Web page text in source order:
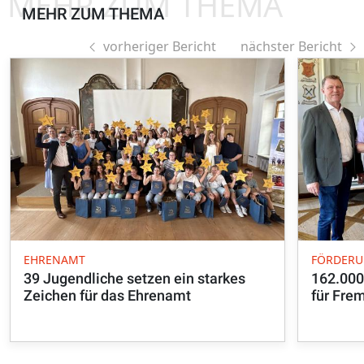
MEHR ZUM THEMA
vorheriger Bericht nächster Bericht
EHRENAMT
39 Jugendliche setzen ein starkes
Zeichen für das Ehrenamt
für